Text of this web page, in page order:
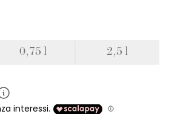
0,75 l 2,5 l